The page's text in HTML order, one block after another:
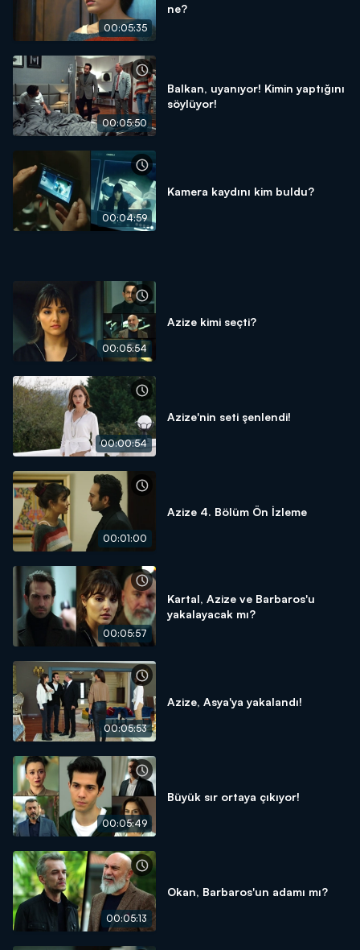
00:05:35
ne?
00:05:50
Balkan, uyanıyor! Kimin yaptığını
söylüyor!
00:04:59
Kamera kaydını kim buldu?
00:05:54
Azize kimi seçti?
00:00:54
Azize'nin seti şenlendi!
00:01:00
Azize 4. Bölüm Ön İzleme
00:05:57
Kartal, Azize ve Barbaros'u
yakalayacak mı?
00:05:53
Azize, Asya'ya yakalandı!
00:05:49
Büyük sır ortaya çıkıyor!
00:05:13
Okan, Barbaros'un adamı mı?